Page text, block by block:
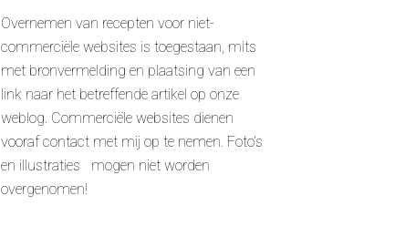
Overnemen van recepten voor niet-
commerciële websites is toegestaan, mits
met bronvermelding en plaatsing van een
link naar het betreffende artikel op onze
weblog. Commerciële websites dienen
vooraf contact met mij op te nemen. Foto’s
en illustraties mogen niet worden
overgenomen!